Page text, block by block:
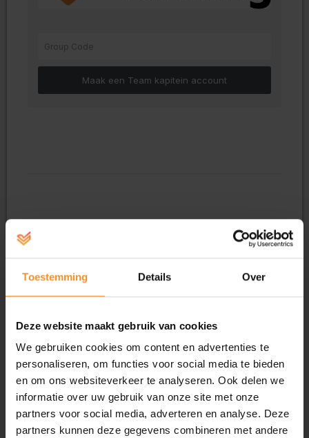
Toestemming Details Over
Deze website maakt gebruik van cookies
We gebruiken cookies om content en advertenties te
personaliseren, om functies voor social media te bieden
en om ons websiteverkeer te analyseren. Ook delen we
informatie over uw gebruik van onze site met onze
partners voor social media, adverteren en analyse. Deze
partners kunnen deze gegevens combineren met andere
Mezelf
Nieuwe groep aanmaken ( minimum 10 p )
Hamburger Vegetarisch
Bestel een heerlijke vegetarische hamburger nu voor jou
Nee 1 2 3
Pasta Pesto
Bestel een heerlijke Pasta Pesto nu voor jou en je
supporters en profiteer van €2,50 korting!
Maak een Team kapitein account